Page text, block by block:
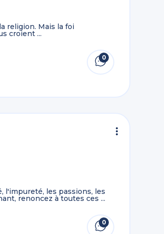
religion. Mais la foi
croient ...
0
l'impureté, les passions, les
renoncez à toutes ces ...
0